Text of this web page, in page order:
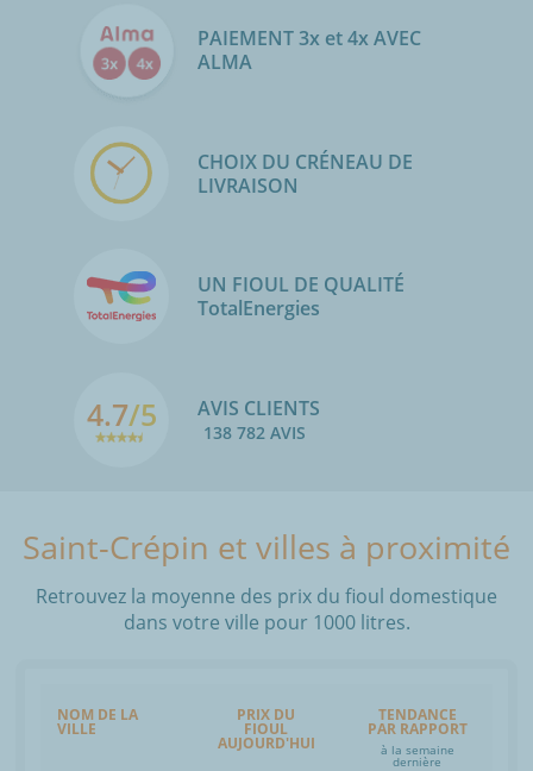
PAIEMENT 3x et 4x AVEC
ALMA
CHOIX DU CRÉNEAU DE
LIVRAISON
UN FIOUL DE QUALITÉ
TotalEnergies
4.7/5 AVIS CLIENTS
138 782 AVIS
Saint-Crépin et villes à proximité
Retrouvez la moyenne des prix du fioul domestique
dans votre ville pour 1000 litres.
NOM DE LA
VILLE
PRIX DU
FIOUL
AUJOURD'HUI
TENDANCE
PAR RAPPORT
à la semaine
dernière